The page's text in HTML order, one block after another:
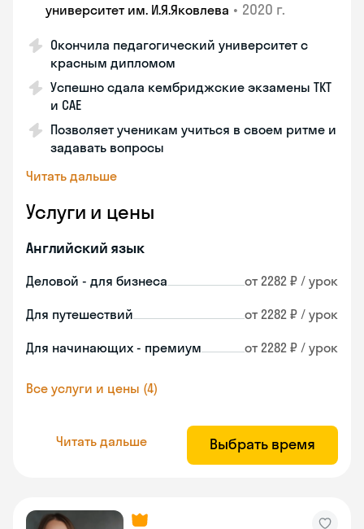
университет им. И.Я.Яковлева • 2020 г.
Окончила педагогический университет с
красным дипломом
Успешно сдала кембриджские экзамены ТКТ
и САЕ
Позволяет ученикам учиться в своем ритме и
задавать вопросы
Читать дальше
Услуги и цены
Английский язык
Деловой - для бизнеса от 2282 ₽ / урок
Для путешествий от 2282 ₽ / урок
Для начинающих - премиум от 2282 ₽ / урок
Все услуги и цены (4)
Читать дальше Выбрать время